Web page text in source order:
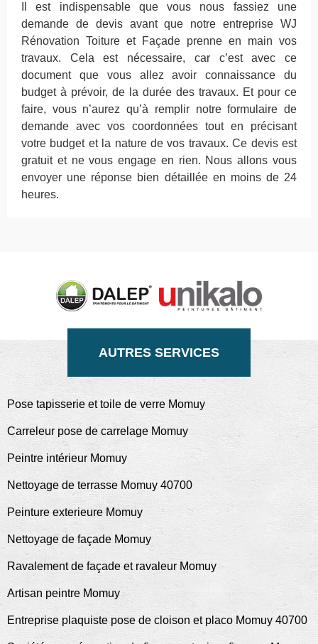
Il est indispensable que vous nous fassiez une
demande de devis avant que notre entreprise WJ
Rénovation Toiture et Façade prenne en main vos
travaux. Cela est nécessaire, car c’est avec ce
document que vous allez avoir connaissance du
budget à prévoir, de la durée des travaux. Et pour ce
faire, vous n’aurez qu’à remplir notre formulaire de
demande avec vos coordonnées tout en précisant
votre budget et la nature de vos travaux. Ce devis est
gratuit et ne vous engage en rien. Nous allons vous
envoyer une réponse bien détaillée en moins de 24
heures.
AUTRES SERVICES
Pose tapisserie et toile de verre Momuy
Carreleur pose de carrelage Momuy
Peintre intérieur Momuy
Nettoyage de terrasse Momuy 40700
Peinture exterieure Momuy
Nettoyage de façade Momuy
Ravalement de façade et ravaleur Momuy
Artisan peintre Momuy
Entreprise plaquiste pose de cloison et placo Momuy 40700